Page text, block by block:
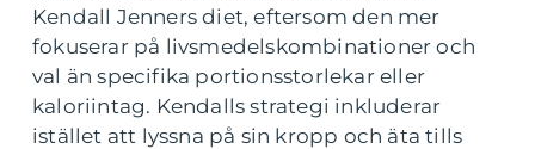
Kendall Jenners diet, eftersom den mer
fokuserar på livsmedelskombinationer och
val än specifika portionsstorlekar eller
kaloriintag. Kendalls strategi inkluderar
istället att lyssna på sin kropp och äta tills